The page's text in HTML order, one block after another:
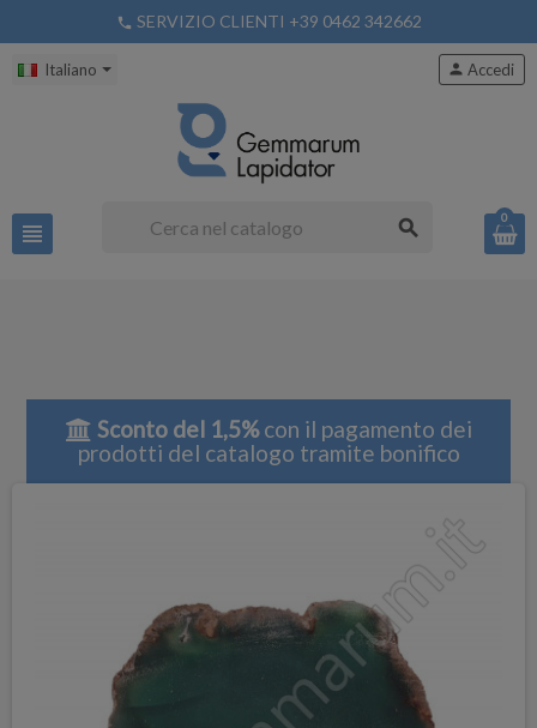
phone SERVIZIO CLIENTI +39 0462 342662
Italiano
view_headline search
person Accedi
0
Sconto del 1,5%con il pagamento dei
prodotti del catalogo tramite bonifico